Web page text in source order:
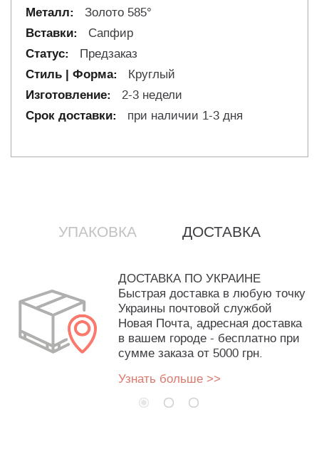
Золото 585°
Сапфир
Предзаказ
Круглый
2-3 недели
при наличии 1-3 дня
УПАКОВКА ДОСТАВКА
ДОСТАВКА ПО УКРАИНЕ
Быстрая доставка в любую точку
Украины почтовой службой
Новая Почта, адресная доставка
в вашем городе - бесплатно при
сумме заказа от 5000 грн.
Узнать больше >>